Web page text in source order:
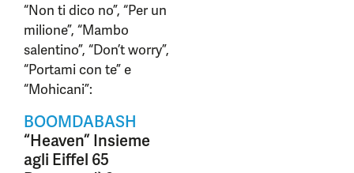
“Non ti dico no”, “Per un
milione”, “Mambo
salentino”, “Don’t worry”,
“Portami con te” e
“Mohicani”:
BOOMDABASH
“Heaven” Insieme
agli Eiffel 65